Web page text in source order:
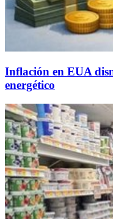
Inflación en EUA
energético